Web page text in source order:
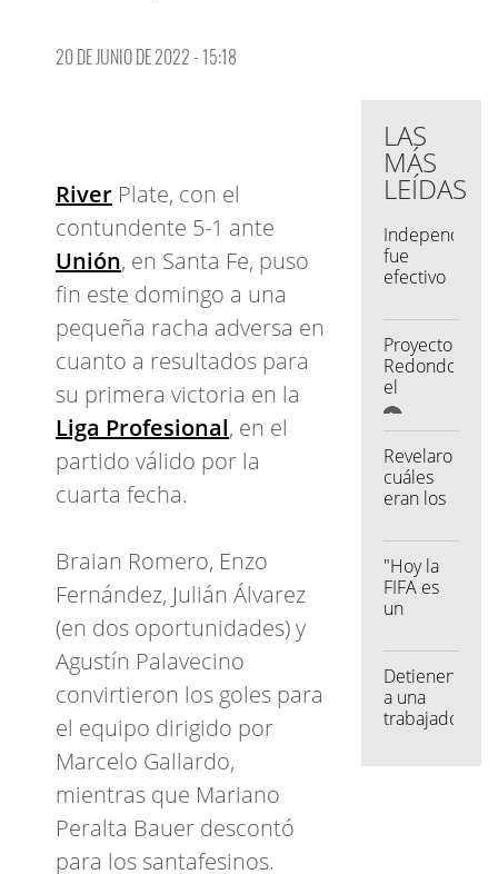
20 DE JUNIO DE 2022 - 15:18
River Plate, con el
contundente 5-1 ante
Unión, en Santa Fe, puso
fin este domingo a una
pequeña racha adversa en
cuanto a resultados para
su primera victoria en la
Liga Profesional, en el
partido válido por la
cuarta fecha.
Braian Romero, Enzo
Fernández, Julián Álvarez
(en dos oportunidades) y
Agustín Palavecino
convirtieron los goles para
el equipo dirigido por
Marcelo Gallardo,
mientras que Mariano
Peralta Bauer descontó
para los santafesinos.
LAS
MÁS
LEÍDAS
fue
efectivo
alcanzó
para
vencer a
Talleres
Proyecto
Redondo:
el
desafío
de
volver al
último
show de
histórica
banda
Revelaron
cuáles
eran los
de
Piqué
para
serle
Shakira
"Hoy la
FIFA es
un
más
cercano,
más
humanizado"
Detienen
a una
trabajadora